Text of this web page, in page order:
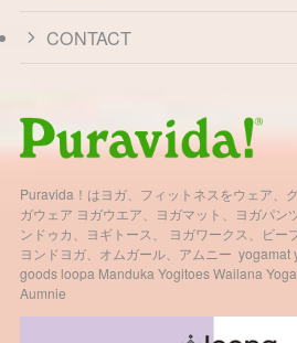
CONTACT
Puravida！はヨガ、フィットネスをウェア、
ガウェア ヨガウエア、ヨガマット、ヨガパン
ンドゥカ、ヨギトース、 ヨガワークス、ビー
ヨンドヨガ、オムガール、アムニー
goods loopa Manduka Yogitoes Wailana
Aumnie